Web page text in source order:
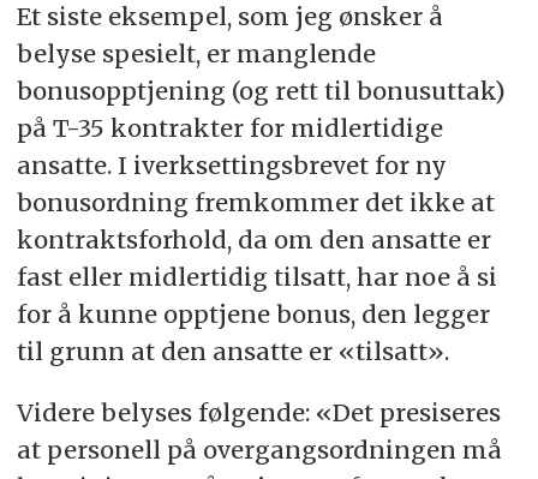
Et siste eksempel, som jeg ønsker å
belyse spesielt, er manglende
bonusopptjening (og rett til bonusuttak)
på T-35 kontrakter for midlertidige
ansatte. I iverksettingsbrevet for ny
bonusordning fremkommer det ikke at
kontraktsforhold, da om den ansatte er
fast eller midlertidig tilsatt, har noe å si
for å kunne opptjene bonus, den legger
til grunn at den ansatte er «tilsatt».
Videre belyses følgende: «Det presiseres
at personell på overgangsordningen må